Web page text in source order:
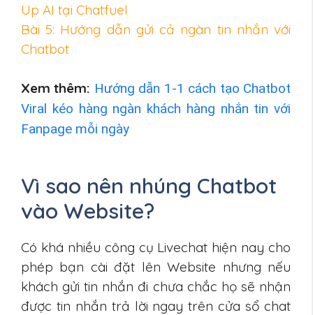
Up AI tại Chatfuel
Bài 5: Hướng dẫn gửi cả ngàn tin nhắn với
Chatbot
Xem thêm: Hướng dẫn 1-1 cách tạo Chatbot
Viral kéo hàng ngàn khách hàng nhắn tin với
Fanpage mỗi ngày
Vì sao nên nhúng Chatbot
vào Website?
Có khá nhiều công cụ Livechat hiện nay cho
phép bạn cài đặt lên Website nhưng nếu
khách gửi tin nhắn đi chưa chắc họ sẽ nhận
được tin nhắn trả lời ngay trên cửa sổ chat